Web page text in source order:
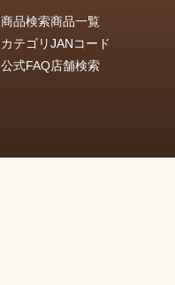
商品検索商品一覧
カテゴリJANコード
公式FAQ店舗検索